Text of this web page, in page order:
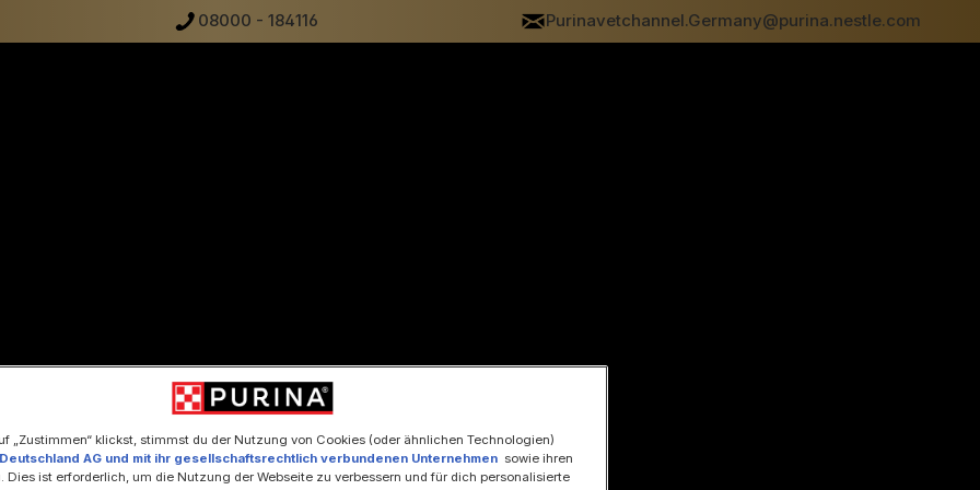
08000 - 184116 Purinavetchannel.Germany@purina.nestle.com
„Zustimmen“ klickst, stimmst du der Nutzung von Cookies (oder ähnlichen Technologien)
AG und mit ihr gesellschaftsrechtlich verbundenen Unternehmen sowie ihren
Dies ist erforderlich, um die Nutzung der Webseite zu verbessern und für dich personalisierte